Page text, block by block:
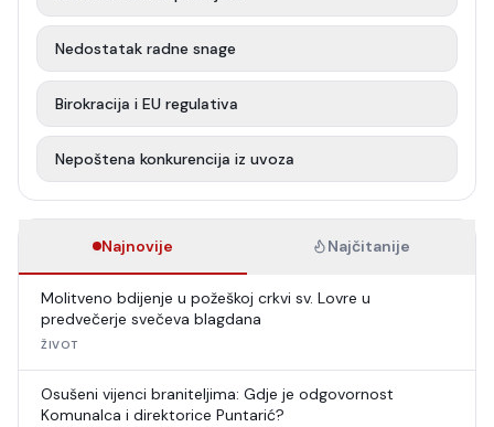
Nedostatak radne snage
Birokracija i EU regulativa
Nepoštena konkurencija iz uvoza
Najnovije Najčitanije
Molitveno bdijenje u požeškoj crkvi sv. Lovre u
predvečerje svečeva blagdana
ŽIVOT
Osušeni vijenci braniteljima: Gdje je odgovornost
Komunalca i direktorice Puntarić?